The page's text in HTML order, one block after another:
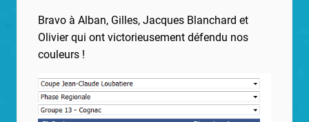
Bravo à Alban, Gilles, Jacques Blanchard et
Olivier qui ont victorieusement défendu nos
couleurs !